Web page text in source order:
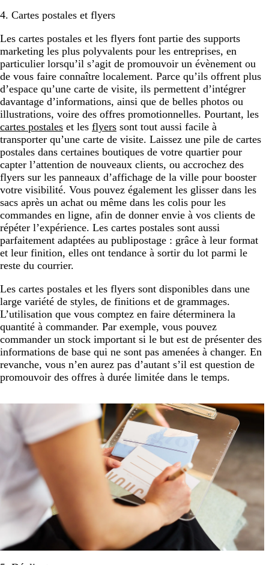
4. Cartes postales et flyers
Les cartes postales et les flyers font partie des supports
marketing les plus polyvalents pour les entreprises, en
particulier lorsqu’il s’agit de promouvoir un évènement ou
de vous faire connaître localement. Parce qu’ils offrent plus
d’espace qu’une carte de visite, ils permettent d’intégrer
davantage d’informations, ainsi que de belles photos ou
illustrations, voire des offres promotionnelles. Pourtant, les
cartes postales et les flyers sont tout aussi facile à
transporter qu’une carte de visite. Laissez une pile de cartes
postales dans certaines boutiques de votre quartier pour
capter l’attention de nouveaux clients, ou accrochez des
flyers sur les panneaux d’affichage de la ville pour booster
votre visibilité. Vous pouvez également les glisser dans les
sacs après un achat ou même dans les colis pour les
commandes en ligne, afin de donner envie à vos clients de
répéter l’expérience. Les cartes postales sont aussi
parfaitement adaptées au publipostage : grâce à leur format
et leur finition, elles ont tendance à sortir du lot parmi le
reste du courrier.
Les cartes postales et les flyers sont disponibles dans une
large variété de styles, de finitions et de grammages.
L’utilisation que vous comptez en faire déterminera la
quantité à commander. Par exemple, vous pouvez
commander un stock important si le but est de présenter des
informations de base qui ne sont pas amenées à changer. En
revanche, vous n’en aurez pas d’autant s’il est question de
promouvoir des offres à durée limitée dans le temps.